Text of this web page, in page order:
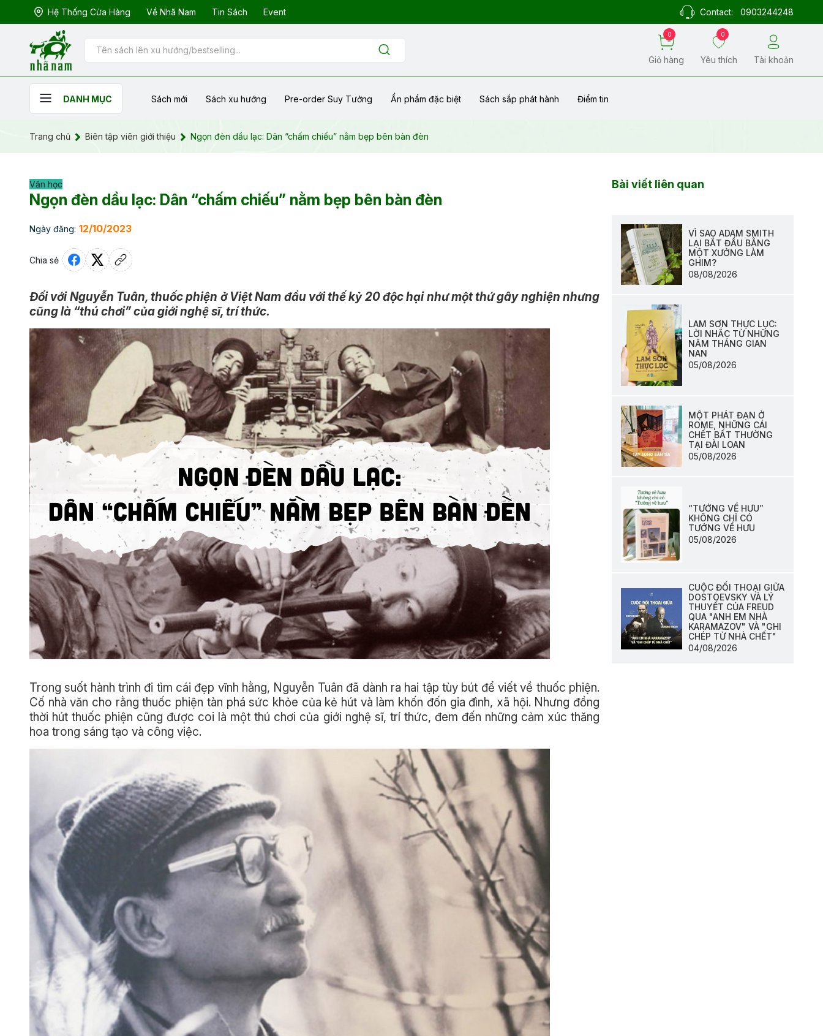
Hệ Thống Cửa Hàng Về Nhã Nam Tin Sách Event Contact: 0903244248
0
Giỏ hàng
0
Yêu thích Tài khoản
DANH MỤC Sách mới Sách xu hướng Pre-order Suy Tưởng Ẩn phẩm đặc biệt Sách sắp phát hành Điểm tin
Trang chủ Biên tập viên giới thiệu Ngọn đèn dầu lạc: Dân “chấm chiếu” nằm bẹp bên bàn đèn
Văn học
Ngọn đèn dầu lạc: Dân “chấm chiếu” nằm bẹp bên bàn đèn
Ngày đăng: 12/10/2023
Chia sẻ
Đối với Nguyễn Tuân, thuốc phiện ở Việt Nam đầu với thế kỷ 20 độc hại như một thứ gây nghiện nhưng
cũng là “thú chơi” của giới nghệ sĩ, trí thức.
Trong suốt hành trình đi tìm cái đẹp vĩnh hằng, Nguyễn Tuân đã dành ra hai tập tùy bút để viết về thuốc phiện.
Cố nhà văn cho rằng thuốc phiện tàn phá sức khỏe của kẻ hút và làm khốn đốn gia đình, xã hội. Nhưng đồng
thời hút thuốc phiện cũng được coi là một thú chơi của giới nghệ sĩ, trí thức, đem đến những cảm xúc thăng
hoa trong sáng tạo và công việc.
Bài viết liên quan
VÌ SAO ADAM SMITH
LẠI BẮT ĐẦU BẰNG
MỘT XƯỞNG LÀM
GHIM?
08/08/2026
LAM SƠN THỰC LỤC:
LỜI NHẮC TỪ NHỮNG
NĂM THÁNG GIAN
NAN
05/08/2026
MỘT PHÁT ĐẠN Ở
ROME, NHỮNG CÁI
CHẾT BẤT THƯỜNG
TẠI ĐÀI LOAN
05/08/2026
“TƯỚNG VỀ HƯU”
KHÔNG CHỈ CÓ
TƯỚNG VỀ HƯU
05/08/2026
CUỘC ĐỐI THOẠI GIỮA
DOSTOEVSKY VÀ LÝ
THUYẾT CỦA FREUD
QUA "ANH EM NHÀ
KARAMAZOV" VÀ "GHI
CHÉP TỪ NHÀ CHẾT"
04/08/2026